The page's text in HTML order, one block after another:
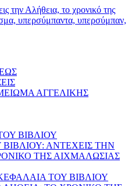
ΑΓΓΕΛΙΚΗΣ
ΒΙΒΛΙΟΥ
ΑΝΤΕΧΕΙΣ ΤΗΝ
ΤΗΣ ΑΙΧΜΑΛΩΣΙΑΣ
ΤΟΥ ΒΙΒΛΙΟΥ